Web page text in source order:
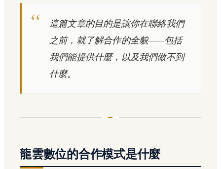
這篇文章的目的是讓你在聯絡我們
之前，就了解合作的全貌——包括
我們能提供什麼，以及我們做不到
什麼。
龍雲數位的合作模式是什麼